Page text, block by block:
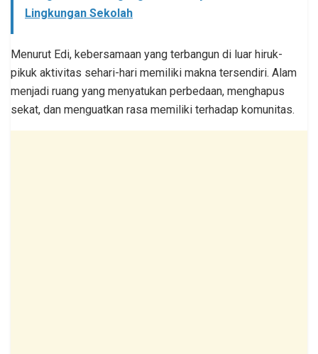
Lingkungan Sekolah
Menurut Edi, kebersamaan yang terbangun di luar hiruk-
pikuk aktivitas sehari-hari memiliki makna tersendiri. Alam
menjadi ruang yang menyatukan perbedaan, menghapus
sekat, dan menguatkan rasa memiliki terhadap komunitas.